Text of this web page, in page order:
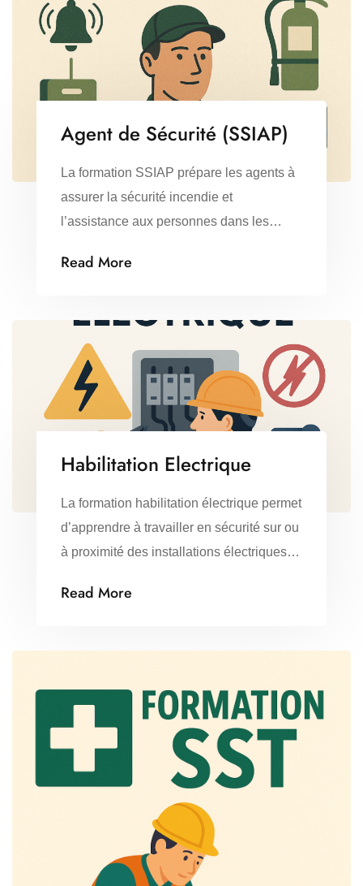
Agent de Sécurité (SSIAP)
La formation SSIAP prépare les agents à
assurer la sécurité incendie et
l’assistance aux personnes dans les
et les immeubles de grande hauteur
formation est déclinée en trois niveaux
(SSIAP 1, 2 et 3), selon le rôle et les
responsabilités de l’agent.
Read More
Habilitation Electrique
La formation habilitation électrique permet
d’apprendre à travailler en sécurité sur ou
à proximité des installations électriques.
enseigne les gestes de prévention et les
d’intervention (B0, H0, B1, B2, BR, etc.).
Read More